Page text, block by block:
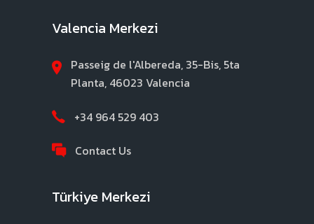
Valencia Merkezi
Passeig de l'Albereda, 35-Bis, 5ta
Planta, 46023 Valencia
+34 964 529 403
Contact Us
Türkiye Merkezi